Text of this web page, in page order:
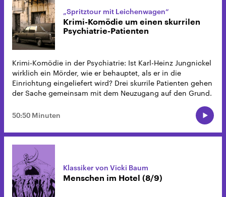
„Spritztour mit Leichenwagen“
Krimi-Komödie um einen skurrilen
Psychiatrie-Patienten
Krimi-Komödie in der Psychiatrie: Ist Karl-Heinz Jungnickel
wirklich ein Mörder, wie er behauptet, als er in die
Einrichtung eingeliefert wird? Drei skurrile Patienten gehen
der Sache gemeinsam mit dem Neuzugang auf den Grund.
50:50 Minuten
Klassiker von Vicki Baum
Menschen im Hotel (8/9)